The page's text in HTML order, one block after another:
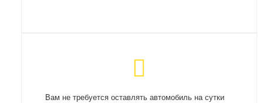
Вам не требуется оставлять автомобиль на сутки